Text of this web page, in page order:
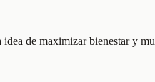
de maximizar bienestar y